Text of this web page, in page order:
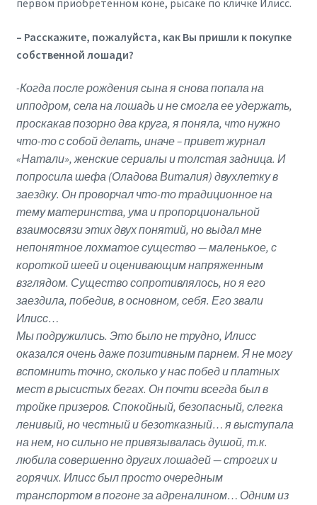
первом приобретенном коне, рысаке по кличке Илисс.
– Расскажите, пожалуйста, как Вы пришли к покупке
собственной лошади?
-Когда после рождения сына я снова попала на
ипподром, села на лошадь и не смогла ее удержать,
проскакав позорно два круга, я поняла, что нужно
что-то с собой делать, иначе – привет журнал
«Натали», женские сериалы и толстая задница. И
попросила шефа (Оладова Виталия) двухлетку в
заездку. Он проворчал что-то традиционное на
тему материнства, ума и пропорциональной
взаимосвязи этих двух понятий, но выдал мне
непонятное лохматое существо — маленькое, с
короткой шеей и оценивающим напряженным
взглядом. Существо сопротивлялось, но я его
заездила, победив, в основном, себя. Его звали
Илисс…
Мы подружились. Это было не трудно, Илисс
оказался очень даже позитивным парнем. Я не могу
вспомнить точно, сколько у нас побед и платных
мест в рысистых бегах. Он почти всегда был в
тройке призеров. Спокойный, безопасный, слегка
ленивый, но честный и безотказный… я выступала
на нем, но сильно не привязывалась душой, т.к.
любила совершенно других лошадей — строгих и
горячих. Илисс был просто очередным
транспортом в погоне за адреналином… Одним из